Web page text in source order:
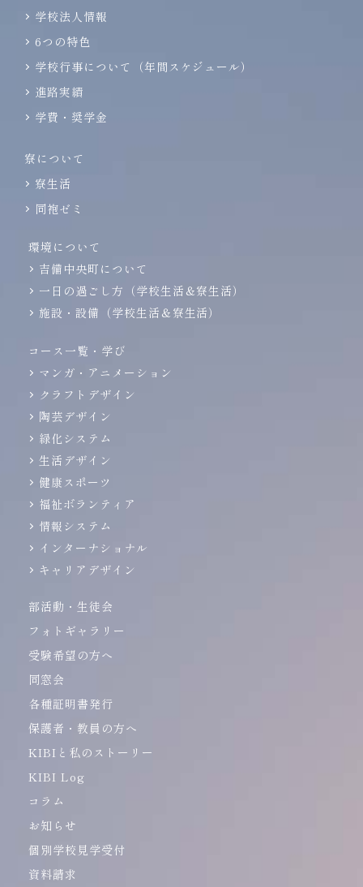
学校法人情報
6つの特色
学校行事について（年間スケジュール）
進路実績
学費・奨学金
寮について
寮生活
同袍ゼミ
環境について
吉備中央町について
一日の過ごし方（学校生活＆寮生活）
施設・設備（学校生活＆寮生活）
コース一覧・学び
マンガ・アニメーション
クラフトデザイン
陶芸デザイン
緑化システム
生活デザイン
健康スポーツ
福祉ボランティア
情報システム
インターナショナル
キャリアデザイン
部活動・生徒会
フォトギャラリー
受験希望の方へ
同窓会
各種証明書発行
保護者・教員の方へ
KIBIと私のストーリー
KIBI Log
コラム
お知らせ
個別学校見学受付
資料請求